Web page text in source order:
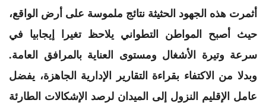
أثمرت هذه الجهود الحثيثة نتائج ملموسة على أرض الواقع،
حيث أصبح المواطن التطواني يلاحظ تغيرا إيجابيا في
سرعة وتيرة الأشغال ومستوى العناية بالمرافق العامة.
وبدلا من الاكتفاء بقراءة التقارير الإدارية الجاهزة، يفضل
عامل الإقليم النزول إلى الميدان لرصد الإشكالات الطارئة